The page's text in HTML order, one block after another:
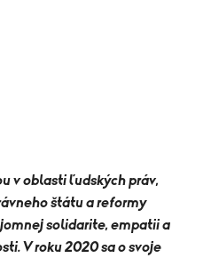
v oblasti ľudských práv,
štátu a reformy
solidarite, empatii a
V roku 2020 sa o svoje